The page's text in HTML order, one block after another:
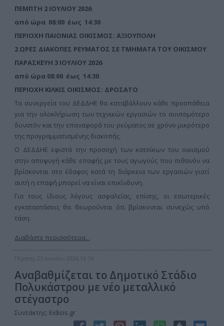
ΠΕΜΠΤΗ 2 ΙΟΥΛΙΟΥ 2026
από ώρα 08:00 έως 14:30
ΠΕΡΙΟΧΗ ΠΑΙΟΝΙΑΣ ΟΙΚΙΣΜΟΣ: ΑΞΙΟΥΠΟΛΗ
2 ΩΡΕΣ ΔΙΑΚΟΠΕΣ ΡΕΥΜΑΤΟΣ ΣΕ ΤΜΗΜΑΤΑ ΤΟΥ ΟΙΚΙΣΜΟΥ
ΠΑΡΑΣΚΕΥΗ 3 ΙΟΥΛΙΟΥ 2026
από ώρα 08:00 έως 14:30
ΠΕΡΙΟΧΗ ΚΙΛΚΙΣ ΟΙΚΙΣΜΟΣ: ΔΡΟΣΑΤΟ
Τα συνεργεία του ΔΕΔΔΗΕ θα καταβάλλουν κάθε προσπάθεια
για την ολοκλήρωση των τεχνικών εργασιών το συντομότερο
δυνατόν και την επαναφορά του ρεύματος σε χρόνο μικρότερο
της προγραμματισμένης διακοπής.
Ο ΔΕΔΔΗΕ εφιστά την προσοχή των κατοίκων του οικισμού
στην αποφυγή κάθε επαφής με τους αγωγούς που πιθανόν να
βρίσκονται στο έδαφος κατά τη διάρκεια των εργασιών γιατί
αυτή η επαφή μπορεί να είναι επικίνδυνη.
Για τους ίδιους λόγους ασφαλείας, επίσης, οι εσωτερικές
εγκαταστάσεις θα θεωρούνται ότι βρίσκονται συνεχώς υπό
τάση.
Διαβάστε περισσότερα...
Πέμπτη, 25 Ιουνίου 2026 13:16
Αναβαθμίζεται το Δημοτικό Στάδιο
Πολυκάστρου με νέο μεταλλικό
στέγαστρο
Συντάκτης: Eidisis.gr